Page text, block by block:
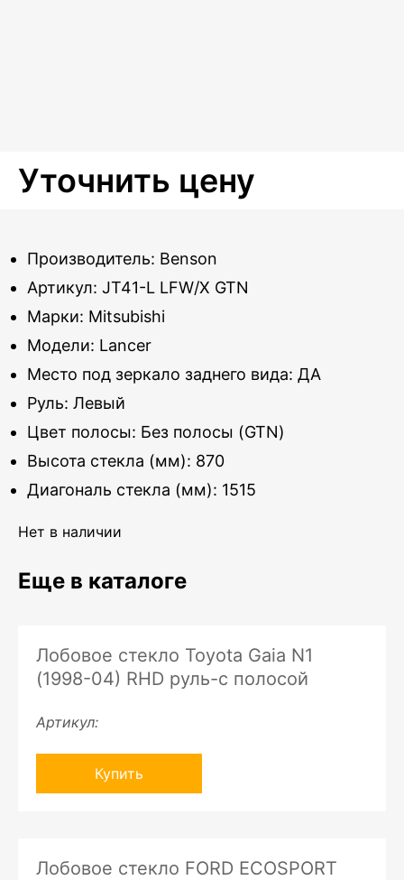
Уточнить цену
Производитель: Benson
Артикул: JT41-L LFW/X GTN
Марки: Mitsubishi
Модели: Lancer
Место под зеркало заднего вида: ДА
Руль: Левый
Цвет полосы: Без полосы (GTN)
Высота стекла (мм): 870
Диагональ стекла (мм): 1515
Нет в наличии
Еще в каталоге
Лобовое стекло Toyota Gaia N1
(1998-04) RHD руль-с полосой
Артикул:
Купить
Лобовое стекло FORD ECOSPORT